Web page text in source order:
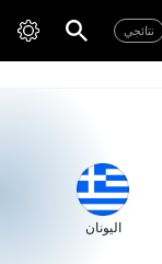
نتائجي
اليونان